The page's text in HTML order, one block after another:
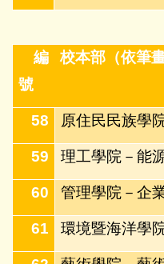
編
號
校本部（依筆
58 原住民民族學
59 理工學院－能
60 管理學院－企
61 環境暨海洋學